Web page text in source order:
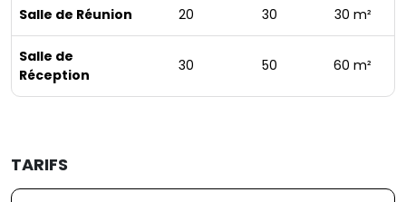
Salle de Réunion 20 30 30 m²
Salle de
Réception
30 50 60 m²
TARIFS